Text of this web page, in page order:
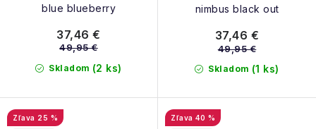
blue blueberry
Skladom (2 ks)
37,46 €
49,95 €
nimbus black out
Skladom (1 ks)
37,46 €
49,95 €
25 % 40 %